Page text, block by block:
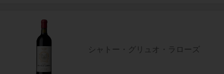
シャトー・グリュオ・ラローズ